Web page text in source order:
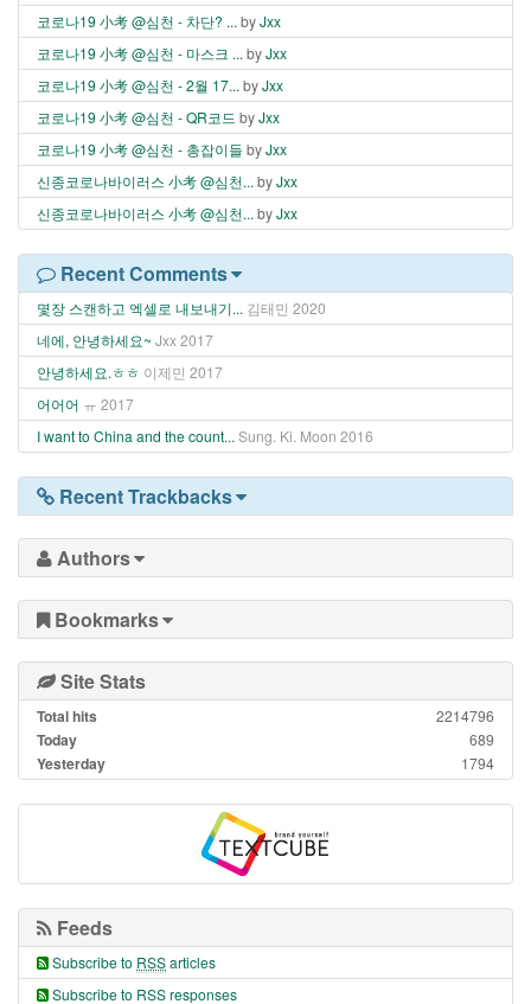
코로나19 小考 @심천 - 차단? ... byJxx
코로나19 小考 @심천 - 마스크 ... byJxx
코로나19 小考 @심천 - 2월 17... byJxx
코로나19 小考 @심천 - QR코드 byJxx
코로나19 小考 @심천 - 총잡이들 byJxx
신종코로나바이러스 小考 @심천... byJxx
신종코로나바이러스 小考 @심천... byJxx
Recent Comments
몇장 스캔하고 엑셀로 내보내기... 김태민 2020
네에, 안녕하세요~ Jxx2017
안녕하세요.ㅎㅎ 이제민 2017
어어어 ㅠ 2017
I want to China and the count... Sung. Ki. Moon 2016
Recent Trackbacks
Authors
Bookmarks
Site Stats
Total hits 2214796
Today 689
Yesterday 1794
Feeds
Subscribe to RSSarticles
Subscribe to RSS responses